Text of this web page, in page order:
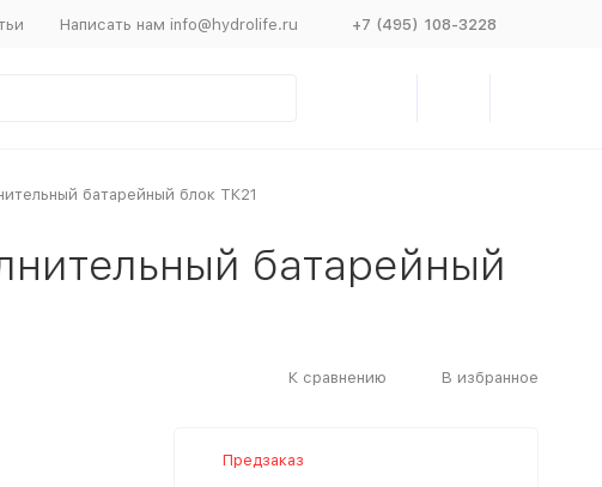
Написать нам info@hydrolife.ru +7 (495) 108-3228
батарейный блок ТК21
батарейный
К сравнению В избранное
Предзаказ